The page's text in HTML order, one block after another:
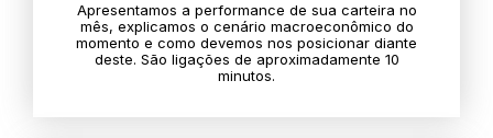
Apresentamos a performance de sua carteira no
mês, explicamos o cenário macroeconômico do
momento e como devemos nos posicionar diante
deste. São ligações de aproximadamente 10
minutos.